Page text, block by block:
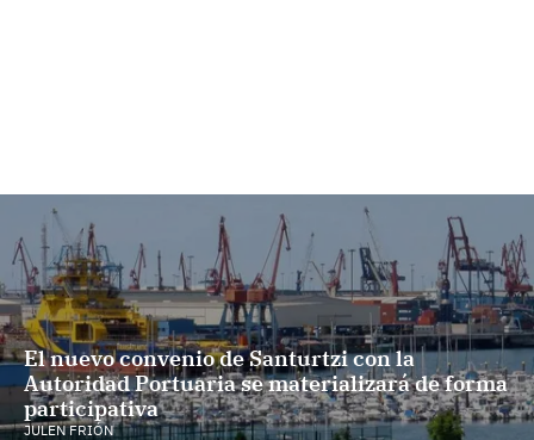
El nuevo convenio de Santurtzi con la
Autoridad Portuaria se materializará de forma
participativa
JULEN FRIÓN